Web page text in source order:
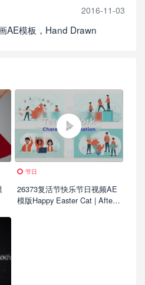
2016-11-03
AE模板，Hand Drawn
节日
26373复活节快乐节日视频AE
模版Happy Easter Cat | After